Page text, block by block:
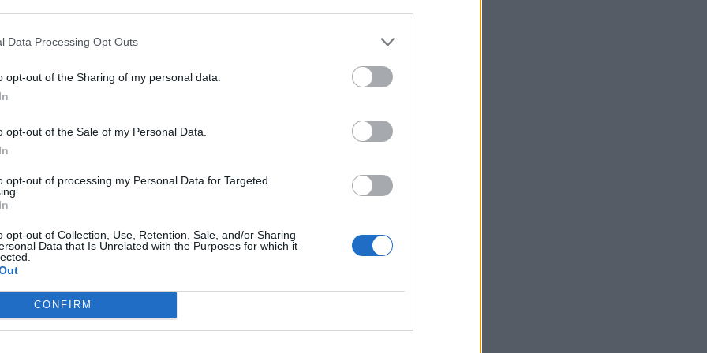
Data Processing Opt Outs
opt-out of the Sharing of my personal data.
opt-out of the Sale of my Personal Data.
opt-out of processing my Personal Data for Targeted
opt-out of Collection, Use, Retention, Sale, and/or Sharing
Data that Is Unrelated with the Purposes for which it
CONFIRM
Siglabile (2.982.809 euro) è inferiore allamediana delle aziende
), calcolata su 34 imprese.
divisione ATECO e provincia.